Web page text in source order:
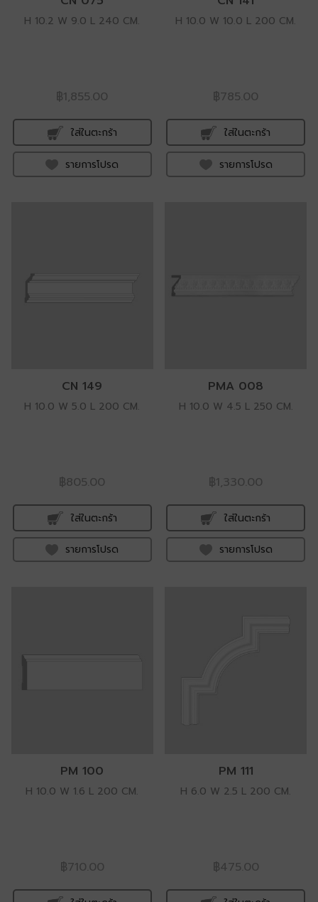
H 10.2 W 9.0 L 240 CM.
฿1,855.00
ใส่ในตะกร้า
รายการโปรด
H 10.0 W 10.0 L 200 CM.
฿785.00
ใส่ในตะกร้า
รายการโปรด
CN 149
H 10.0 W 5.0 L 200 CM.
฿805.00
ใส่ในตะกร้า
รายการโปรด
PMA 008
H 10.0 W 4.5 L 250 CM.
฿1,330.00
ใส่ในตะกร้า
รายการโปรด
PM 100
H 10.0 W 1.6 L 200 CM.
฿710.00
PM 111
H 6.0 W 2.5 L 200 CM.
฿475.00